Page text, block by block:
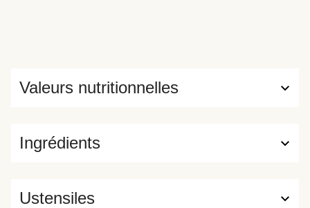
Ingrédients
Valeurs nutritionnelles
Ustensiles